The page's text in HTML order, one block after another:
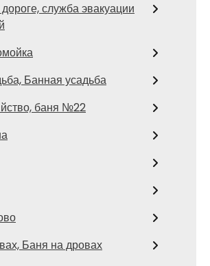
служба эвакуации
Банная усадьба
баня №22
Баня на дровах